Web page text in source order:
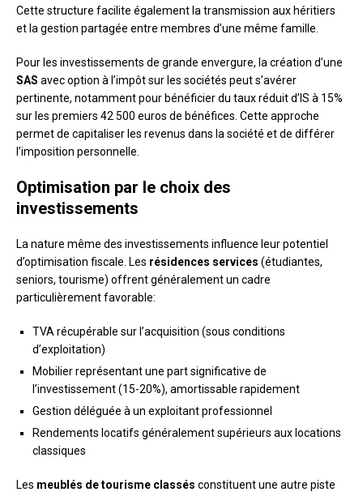
Cette structure facilite également la transmission aux héritiers
et la gestion partagée entre membres d’une même famille.
Pour les investissements de grande envergure, la création d’une
SAS avec option à l’impôt sur les sociétés peut s’avérer
pertinente, notamment pour bénéficier du taux réduit d’IS à 15%
sur les premiers 42 500 euros de bénéfices. Cette approche
permet de capitaliser les revenus dans la société et de différer
l’imposition personnelle.
Optimisation par le choix des
investissements
La nature même des investissements influence leur potentiel
d’optimisation fiscale. Les résidences services (étudiantes,
seniors, tourisme) offrent généralement un cadre
particulièrement favorable:
TVA récupérable sur l’acquisition (sous conditions
d’exploitation)
Mobilier représentant une part significative de
l’investissement (15-20%), amortissable rapidement
Gestion déléguée à un exploitant professionnel
Rendements locatifs généralement supérieurs aux locations
classiques
Les meublés de tourisme classés constituent une autre piste